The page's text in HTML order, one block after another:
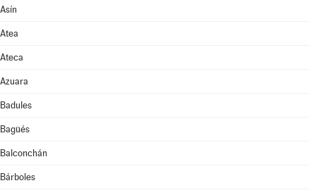
Asín
Atea
Ateca
Azuara
Badules
Bagüés
Balconchán
Bárboles